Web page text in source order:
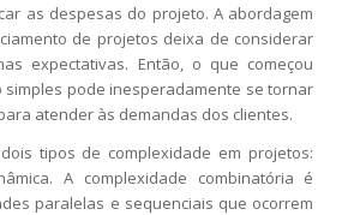
as despesas do projeto. A abordagem
de projetos deixa de considerar
expectativas. Então, o que começou
simples pode inesperadamente se tornar
atender às demandas dos clientes.
tipos de complexidade em projetos:
A complexidade combinatória é
paralelas e sequenciais que ocorrem